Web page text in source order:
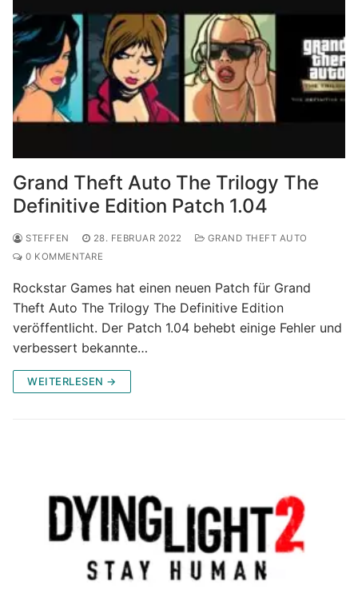
Grand Theft Auto The Trilogy The
Definitive Edition Patch 1.04
STEFFEN 28. FEBRUAR 2022
GRAND THEFT AUTO
0 KOMMENTARE
Rockstar Games hat einen neuen Patch für Grand
Theft Auto The Trilogy The Definitive Edition
veröffentlicht. Der Patch 1.04 behebt einige Fehler und
verbessert bekannte…
WEITERLESEN →